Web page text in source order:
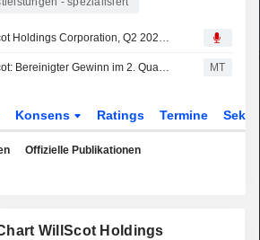
WillScot Holdings Corporation, Q2 2026 Earnings Call, Aug 06, 2026
WillScot: Bereinigter Gewinn im 2. Quartal sinkt, Umsatz steigt; Umsatzausblick für 2026 angehoben MT
Konsens Ratings Termine Sektor
Offizielle Publikationen
WillScot Holdings